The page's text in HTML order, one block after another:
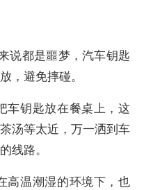
说都是噩梦，汽车钥匙
，避免摔碰。
车钥匙放在餐桌上，这
汤等太近，万一洒到车
线路。
高温潮湿的环境下，也